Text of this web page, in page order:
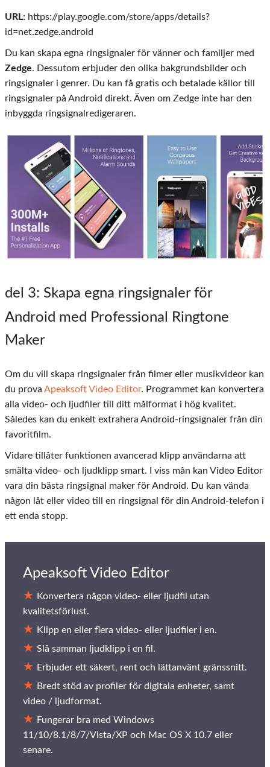
URL: https://play.google.com/store/apps/details?
id=net.zedge.android
Du kan skapa egna ringsignaler för vänner och familjer med
Zedge. Dessutom erbjuder den olika bakgrundsbilder och
ringsignaler i genrer. Du kan få gratis och betalade källor till
ringsignaler på Android direkt. Även om Zedge inte har den
inbyggda ringsignalredigeraren.
del 3: Skapa egna ringsignaler för
Android med Professional Ringtone
Maker
Om du vill skapa ringsignaler från filmer eller musikvideor kan
du prova Apeaksoft Video Editor. Programmet kan konvertera
alla video- och ljudfiler till ditt målformat i hög kvalitet.
Således kan du enkelt extrahera Android-ringsignaler från din
favoritfilm.
Vidare tillåter funktionen avancerad klipp användarna att
smälta video- och ljudklipp smart. I viss mån kan Video Editor
vara din bästa ringsignal maker för Android. Du kan vända
någon låt eller video till en ringsignal för din Android-telefon i
ett enda stopp.
Apeaksoft Video Editor
Konvertera någon video- eller ljudfil utan
kvalitetsförlust.
Klipp en eller flera video- eller ljudfiler i en.
Slå samman ljudklipp i en fil.
Erbjuder ett säkert, rent och lättanvänt gränssnitt.
Bredt stöd av profiler för digitala enheter, samt
video / ljudformat.
Fungerar bra med Windows
11/10/8.1/8/7/Vista/XP och Mac OS X 10.7 eller
senare.